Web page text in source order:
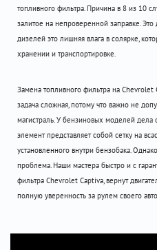
топливного фильтра. Причина в 8 из 10
залитое на непроверенной заправке.
дизелей это лишняя влага в солярке,
хранении и транспортировке.
Замена топливного фильтра на
задача сложная, потому что важно не
магистраль. У бензиновых моделей
элемент представляет собой сетку на
установленного внутри бензобака.
проблема. Наши мастера быстро и с
фильтра Chevrolet Captiva, вернут
полную уверенность за рулем своего